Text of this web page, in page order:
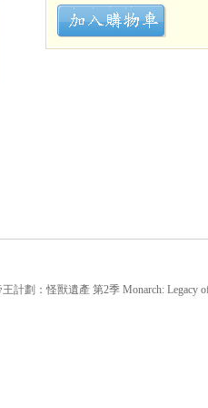
劃：怪獸遺產 第2季 Monarch: Legacy